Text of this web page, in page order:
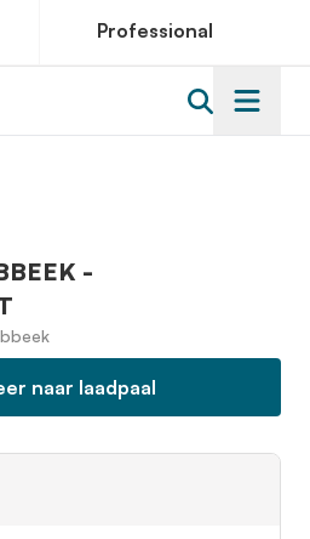
Professional
-
naar laadpaal